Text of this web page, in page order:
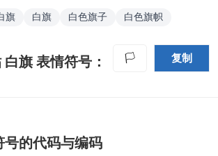
旗 白旗 白色旗子 白色旗帜
旗 表情符号： 🏳️ 复制
号的代码与编码